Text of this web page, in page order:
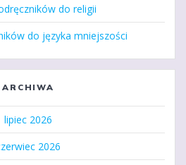
do religii
do języka mniejszości
ARCHIWA
lipiec 2026
2026